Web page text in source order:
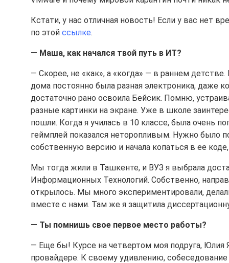
Кстати, у нас отличная новость! Если у вас нет
по этой ссылке.
— Маша, как начался твой путь в ИТ?
— Скорее, не «как», а «когда» — в раннем
дома постоянно была разная электроника,
достаточно рано освоила Бейсик. Помню,
разные картинки на экране. Уже в школе
пошли. Когда я училась в 10 классе, была очень
геймплей показался неторопливым. Нужно было
собственную версию и начала копаться в ее
Мы тогда жили в Ташкенте, и ВУЗ я выбрала
Информационных Технологий. Собственно,
открылось. Мы много экспериментировали,
вместе с нами. Там же я защитила
— Ты помнишь свое первое место работы?
— Еще бы! Курсе на четвертом моя подруга, Юлия
провайдере. К своему удивлению,